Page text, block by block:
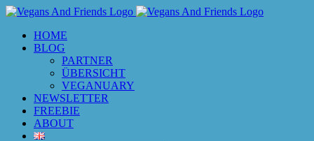
Zum
springenHOME
BLOG
PARTNER
ÜBERSICHT
VEGANUARY
NEWSLETTER
FREEBIE
ABOUT